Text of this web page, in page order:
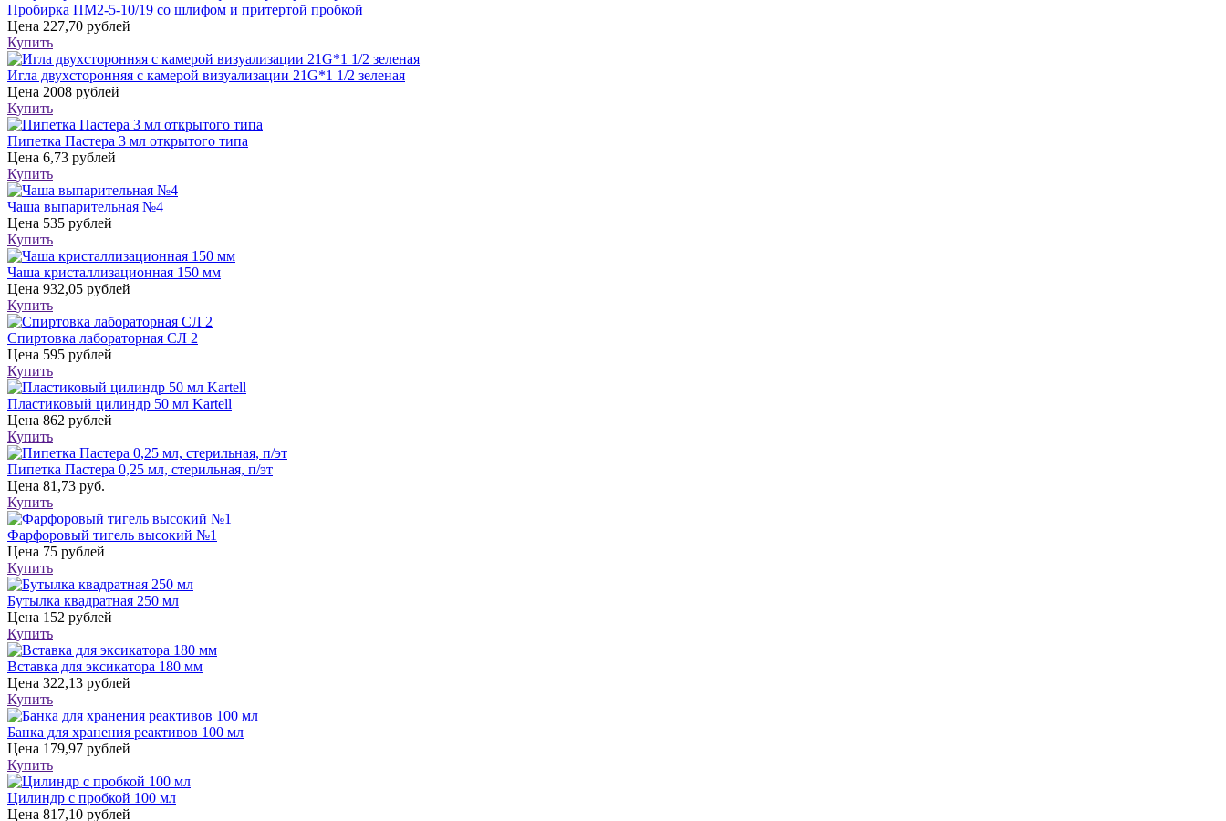
Пробирка ПМ2-5-10/19 со шлифом и притертой пробкой
Цена 227,70 рублей
Купить
Игла двухсторонняя с камерой визуализации 21G*1 1/2 зеленая
Цена 2008 рублей
Купить
Пипетка Пастера 3 мл открытого типа
Цена 6,73 рублей
Купить
Чаша выпарительная №4
Цена 535 рублей
Купить
Чаша кристаллизационная 150 мм
Цена 932,05 рублей
Купить
Спиртовка лабораторная СЛ 2
Цена 595 рублей
Купить
Пластиковый цилиндр 50 мл Kartell
Цена 862 рублей
Купить
Пипетка Пастера 0,25 мл, стерильная, п/эт
Цена 81,73 руб.
Купить
Фарфоровый тигель высокий №1
Цена 75 рублей
Купить
Бутылка квадратная 250 мл
Цена 152 рублей
Купить
Вставка для эксикатора 180 мм
Цена 322,13 рублей
Купить
Банка для хранения реактивов 100 мл
Цена 179,97 рублей
Купить
Цилиндр с пробкой 100 мл
Цена 817,10 рублей